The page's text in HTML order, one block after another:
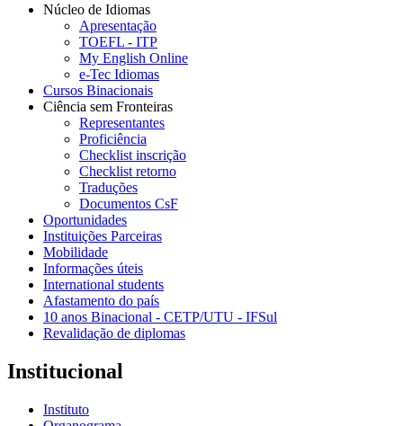
Núcleo de Idiomas
Apresentação
TOEFL - ITP
My English Online
e-Tec Idiomas
Cursos Binacionais
Ciência sem Fronteiras
Representantes
Proficiência
Checklist inscrição
Checklist retorno
Traduções
Documentos CsF
Oportunidades
Instituições Parceiras
Mobilidade
Informações úteis
International students
Afastamento do país
10 anos Binacional - CETP/UTU - IFSul
Revalidação de diplomas
Institucional
Instituto